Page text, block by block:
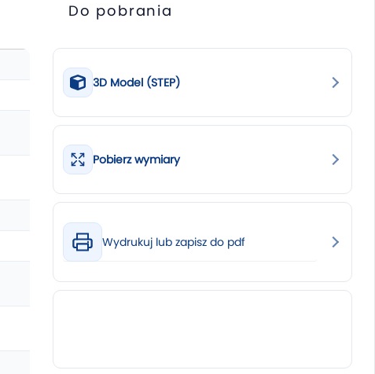
Do pobrania
3D Model (STEP)
Pobierz wymiary
Wydrukuj lub zapisz do pdf